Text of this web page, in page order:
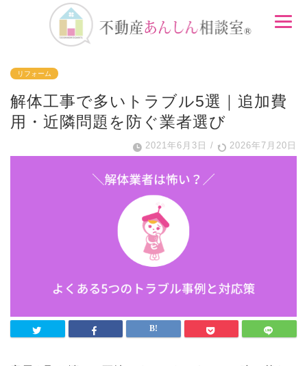
リフォーム
解体工事で多いトラブル5選｜追加費
用・近隣問題を防ぐ業者選び
2021年6月3日 / 2026年7月20日